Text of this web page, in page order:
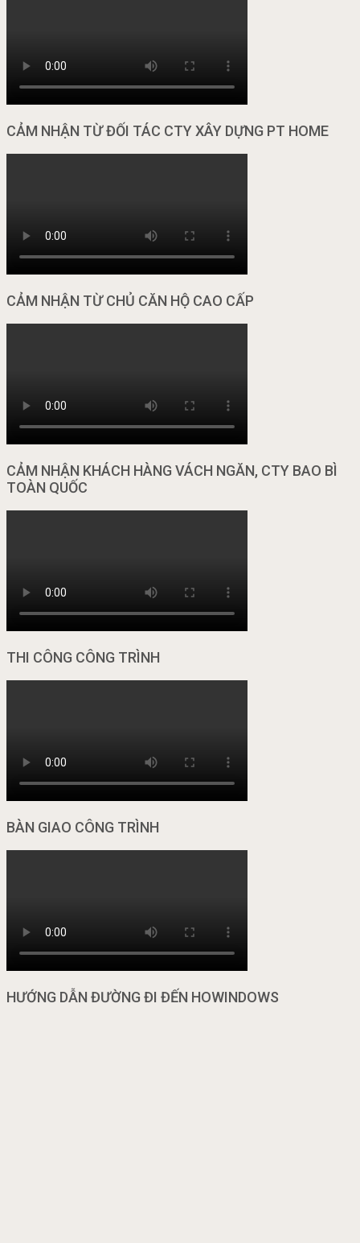
CẢM NHẬN TỪ ĐỐI TÁC CTY XÂY DỰNG PT HOME
CẢM NHẬN TỪ CHỦ CĂN HỘ CAO CẤP
CẢM NHẬN KHÁCH HÀNG VÁCH NGĂN, CTY BAO BÌ
TOÀN QUỐC
THI CÔNG CÔNG TRÌNH
BÀN GIAO CÔNG TRÌNH
HƯỚNG DẪN ĐƯỜNG ĐI ĐẾN HOWINDOWS